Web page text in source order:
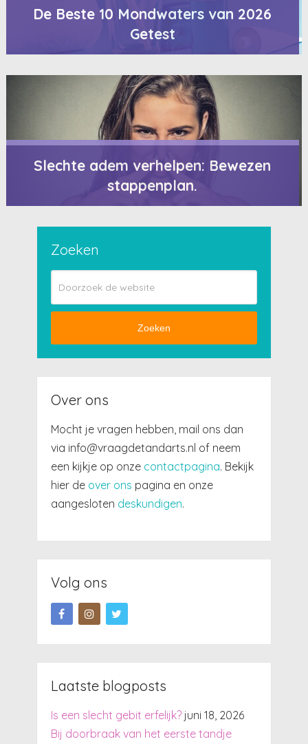
De Beste 10 Mondwaters van 2026
Getest
Slechte adem verhelpen: Bewezen
stappenplan.
Zoeken
Zoeken
Over ons
Mocht je vragen hebben, mail ons dan
via info@vraagdetandarts.nl of neem
een kijkje op onze contactpagina. Bekijk
hier de over ons pagina en onze
aangesloten deskundigen.
Volg ons
Laatste blogposts
Is een slecht gebit erfelijk? juni 18, 2026
Bij doorbraak van het eerste tandje